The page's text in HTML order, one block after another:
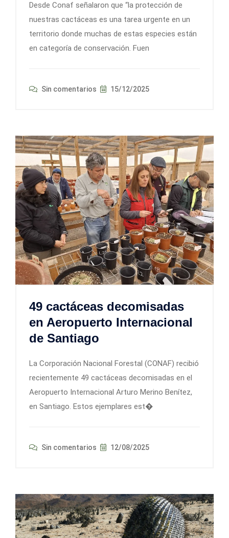
Desde Conaf señalaron que “la protección de
nuestras cactáceas es una tarea urgente en un
territorio donde muchas de estas especies están
en categoría de conservación. Fuen
Sin comentarios 15/12/2025
49 cactáceas decomisadas
en Aeropuerto Internacional
de Santiago
La Corporación Nacional Forestal (CONAF) recibió
recientemente 49 cactáceas decomisadas en el
Aeropuerto Internacional Arturo Merino Benítez,
en Santiago. Estos ejemplares est�
Sin comentarios 12/08/2025